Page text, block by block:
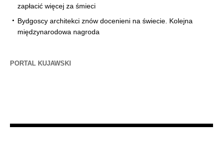
zapłacić więcej za śmieci
Bydgoscy architekci znów docenieni na świecie. Kolejna
międzynarodowa nagroda
PORTAL KUJAWSKI